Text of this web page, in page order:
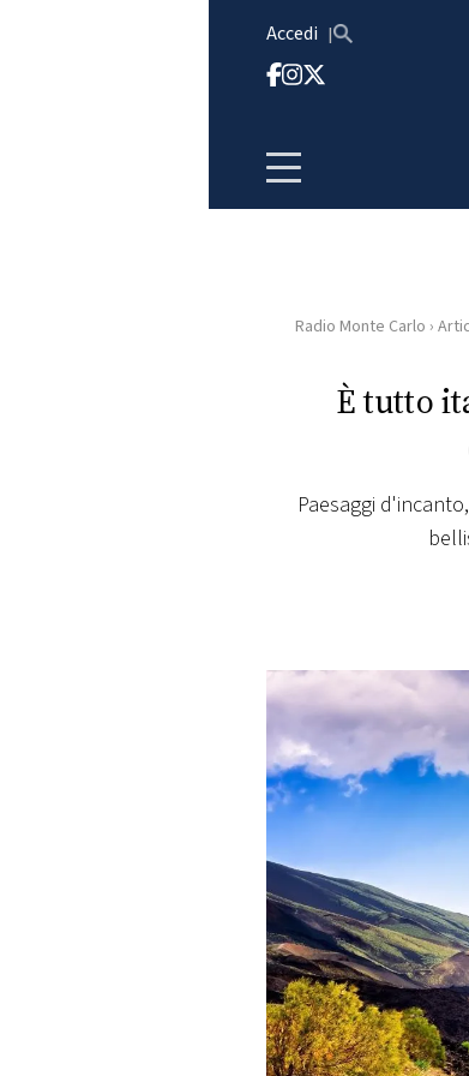
Accedi
HOME
RADIO
FOTO
CONCORSI
EVENTI
VIDEO
TV
PRINCIPATO
Radio Monte Carlo ›
È tutto
Paesaggi